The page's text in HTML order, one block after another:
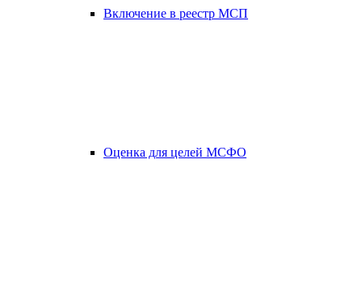
Включение в реестр МСП
Оценка для целей МСФО